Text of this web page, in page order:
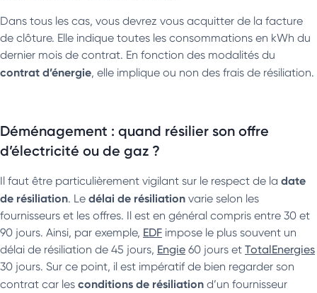
Dans tous les cas, vous devrez vous acquitter de la facture
de clôture. Elle indique toutes les consommations en kWh du
dernier mois de contrat. En fonction des modalités du
contrat d’énergie, elle implique ou non des frais de résiliation.
Déménagement : quand résilier son offre
d’électricité ou de gaz ?
Il faut être particulièrement vigilant sur le respect de la date
de résiliation. Le délai de résiliation varie selon les
fournisseurs et les offres. Il est en général compris entre 30 et
90 jours. Ainsi, par exemple, EDF impose le plus souvent un
délai de résiliation de 45 jours, Engie 60 jours et TotalEnergies
30 jours. Sur ce point, il est impératif de bien regarder son
contrat car les conditions de résiliation d’un fournisseur